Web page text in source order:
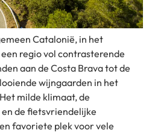
Catalonië, in het
regio vol contrasterende
aan de Costa Brava tot de
wijngaarden in het
milde klimaat, de
de fietsvriendelijke
favoriete plek voor vele